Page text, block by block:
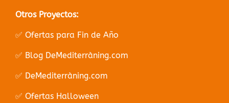
Otros Proyectos:
✅ Ofertas para Fin de Año
✅ Blog DeMediterràning.com
✅ DeMediterràning.com
✅ Ofertas Halloween